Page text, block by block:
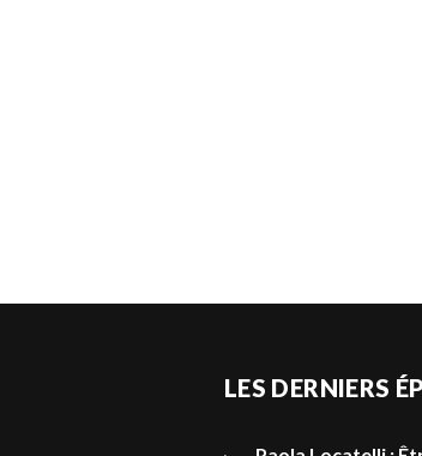
LES DERNIERS